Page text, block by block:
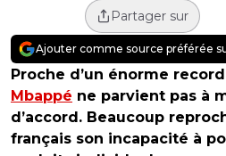
Partager sur
Ajouter comme source préférée
Proche d’un énorme
Mbappé ne parvient pas à
d’accord. Beaucoup
français son incapacité à